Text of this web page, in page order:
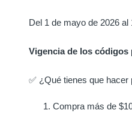
Del 1 de mayo de 2026 al
Vigencia de los códigos
✅ ¿Qué tienes que hacer
Compra más de